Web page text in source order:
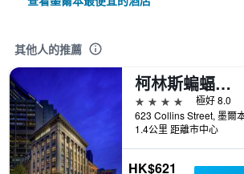
其他人的推薦
柯林斯蝙蝠俠山飯店
4星級
極好 8.0
1.4公里 距離市中心
HK$621